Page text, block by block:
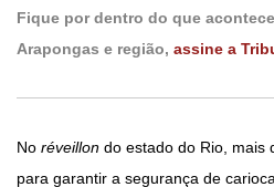
Fique por dentro do que
Arapongas e região, assine a
No réveillon do estado do Rio, mais
para garantir a segurança de